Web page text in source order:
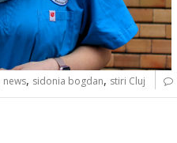
news, sidonia bogdan, stiri Cluj